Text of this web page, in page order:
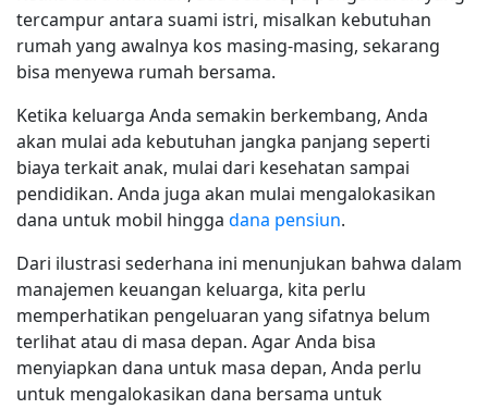
tercampur antara suami istri, misalkan kebutuhan
rumah yang awalnya kos masing-masing, sekarang
bisa menyewa rumah bersama.
Ketika keluarga Anda semakin berkembang, Anda
akan mulai ada kebutuhan jangka panjang seperti
biaya terkait anak, mulai dari kesehatan sampai
pendidikan. Anda juga akan mulai mengalokasikan
dana untuk mobil hingga dana pensiun.
Dari ilustrasi sederhana ini menunjukan bahwa dalam
manajemen keuangan keluarga, kita perlu
memperhatikan pengeluaran yang sifatnya belum
terlihat atau di masa depan. Agar Anda bisa
menyiapkan dana untuk masa depan, Anda perlu
untuk mengalokasikan dana bersama untuk